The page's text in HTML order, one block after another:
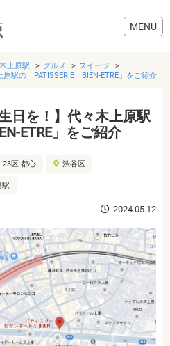
上原駅 グルメ
スイーツ
駅の「PATISSERIE BIEN-ETRE」をご紹介
日を！】代々木上原駅
ETRE」をご紹介
23区-都心 渋谷区
駅
2024.05.12